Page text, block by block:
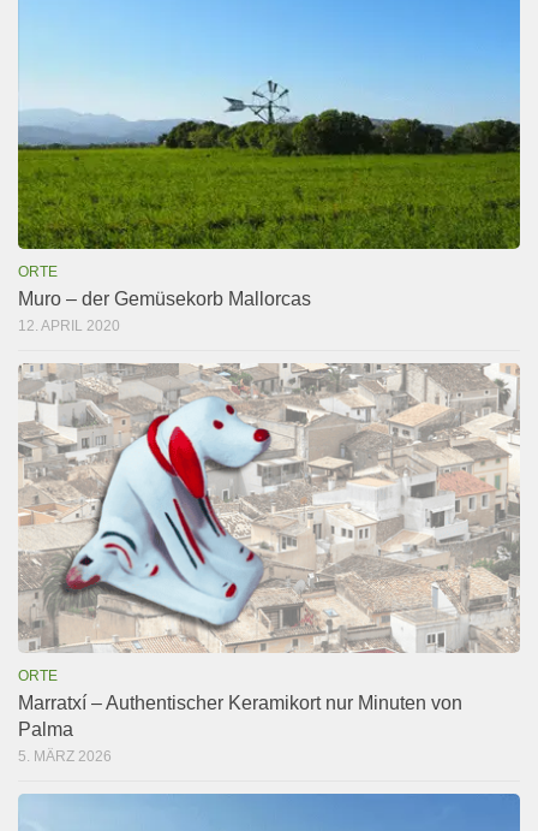
ORTE
Muro – der Gemüsekorb Mallorcas
12. APRIL 2020
ORTE
Marratxí – Authentischer Keramikort nur Minuten von
Palma
5. MÄRZ 2026